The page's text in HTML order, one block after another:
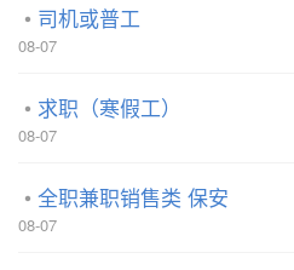
司机或普工
08-07
求职（寒假工）
08-07
全职兼职销售类 保安
08-07